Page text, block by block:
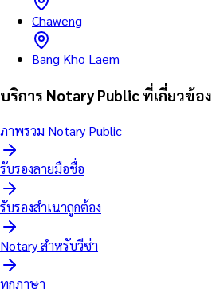
Chaweng
Bang Kho Laem
บริการ Notary Public ที่เกี่ยวข้อง
ภาพรวม Notary Public
รับรองลายมือชื่อ
รับรองสำเนาถูกต้อง
Notary สำหรับวีซ่า
ทุกภาษา